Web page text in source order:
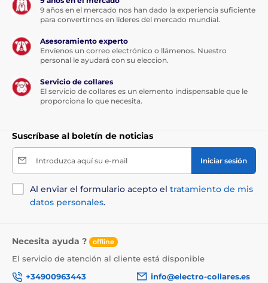
Resistencia al agua
Reedog No bark Premium se suministra
con
IPX6. Por ello es adecuado tanto para uso doméstico
como en exteriores. Puede utilizarlo con lluvia y nieve,
Raza
comodidad sin problemas a razas
pequeñas, medianas y grandes, ya que ofrece una
variante de corrección para la mayoría de
Longitud del collar
perro. Puede ajustarlo fácilmente según sea necesario
para un contorno de cuello de25a62 cm.
Peso y dimensiones
9 años en el mercado nos han dado la experiencia suficiente
para convertirnos en líderes del mercado mundial.
Asesoramiento experto
Envíenos un correo electrónico o llámenos. Nuestro
personal le ayudará con su eleccion.
Servicio de collares
El servicio de collares es un elemento indispensable que le
proporciona lo que necesita.
Suscríbase al boletín de noticias
Introduzca aquí su e-mail Iniciar sesión
Al enviar el formulario acepto el tratamiento de mis
datos personales.
Necesita ayuda ? offline
El servicio de atención al cliente está disponible
+34900963443
info@electro-collares.es